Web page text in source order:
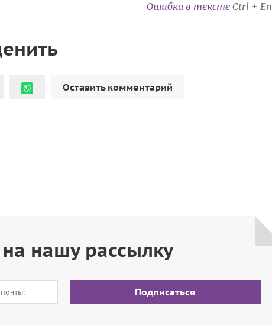
Ошибка в тексте Ctrl +
Оставить комментарий
нашу рассылку
Подписаться